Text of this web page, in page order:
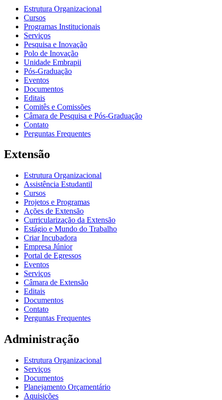
Estrutura Organizacional
Cursos
Programas Institucionais
Serviços
Pesquisa e Inovação
Polo de Inovação
Unidade Embrapii
Pós-Graduação
Eventos
Documentos
Editais
Comitês e Comissões
Câmara de Pesquisa e Pós-Graduação
Contato
Perguntas Frequentes
Extensão
Estrutura Organizacional
Assistência Estudantil
Cursos
Projetos e Programas
Ações de Extensão
Curricularização da Extensão
Estágio e Mundo do Trabalho
Criar Incubadora
Empresa Júnior
Portal de Egressos
Eventos
Serviços
Câmara de Extensão
Editais
Documentos
Contato
Perguntas Frequentes
Administração
Estrutura Organizacional
Serviços
Documentos
Planejamento Orçamentário
Aquisições